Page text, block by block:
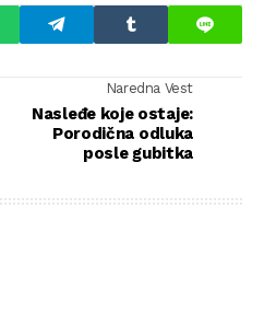
Naredna Vest
Nasleđe koje ostaje:
Porodična odluka
posle gubitka